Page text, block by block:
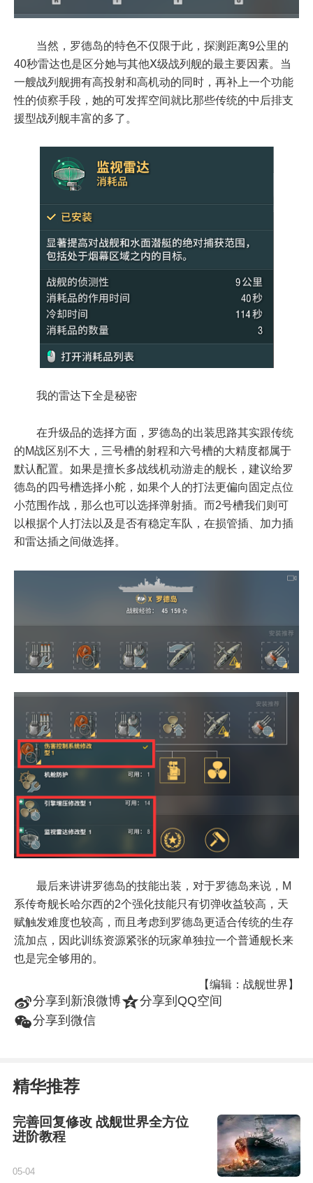
当然，罗德岛的特色不仅限于此，探测距离9公里的
40秒雷达也是区分她与其他Ⅹ级战列舰的最主要因素。当
一艘战列舰拥有高投射和高机动的同时，再补上一个功能
性的侦察手段，她的可发挥空间就比那些传统的中后排支
援型战列舰丰富的多了。
我的雷达下全是秘密
在升级品的选择方面，罗德岛的出装思路其实跟传统
的M战区别不大，三号槽的射程和六号槽的大精度都属于
默认配置。如果是擅长多战线机动游走的舰长，建议给罗
德岛的四号槽选择小舵，如果个人的打法更偏向固定点位
小范围作战，那么也可以选择弹射插。而2号槽我们则可
以根据个人打法以及是否有稳定车队，在损管插、加力插
和雷达插之间做选择。
最后来讲讲罗德岛的技能出装，对于罗德岛来说，M
系传奇舰长哈尔西的2个强化技能只有切弹收益较高，天
赋触发难度也较高，而且考虑到罗德岛更适合传统的生存
流加点，因此训练资源紧张的玩家单独拉一个普通舰长来
也是完全够用的。
【编辑：战舰世界】
t分享到新浪微博z分享到QQ空间
w分享到微信
精华推荐
完善回复修改 战舰世界全方位
进阶教程
05-04